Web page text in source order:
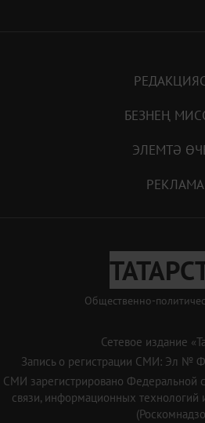
БЕЗНЕҢ
ЭЛЕМТӘ
РЕКЛАМА
Общественно-
Сетевое издание
Запись о регистрации СМИ: Эл №
СМИ зарегистрировано Федеральной
связи, информационных